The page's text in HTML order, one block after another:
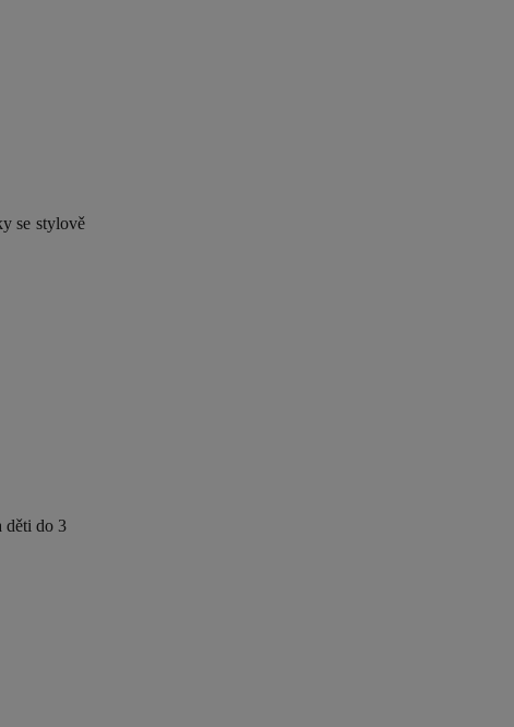
se stylově
děti do 3